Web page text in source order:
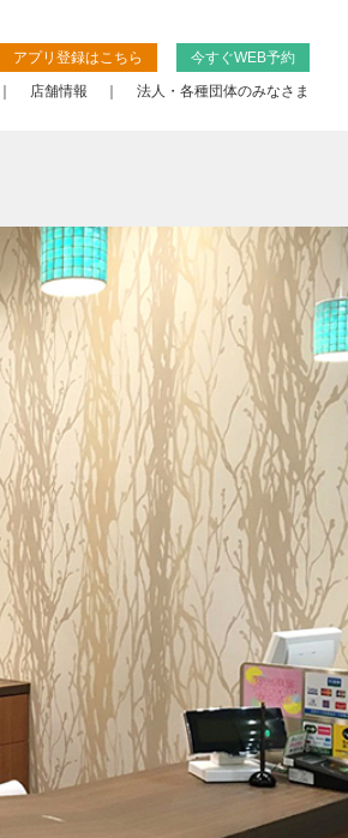
アプリ登録はこちら
今すぐWEB予約
店舗情報 法人・各種団体のみなさま